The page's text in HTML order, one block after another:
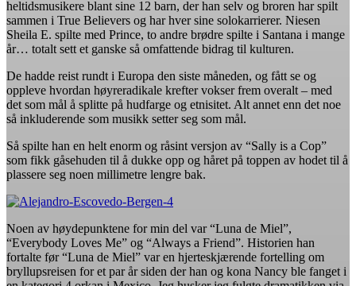
heltidsmusikere blant sine 12 barn, der han selv og broren har spilt
sammen i True Believers og har hver sine solokarrierer. Niesen
Sheila E. spilte med Prince, to andre brødre spilte i Santana i mange
år… totalt sett et ganske så omfattende bidrag til kulturen.
De hadde reist rundt i Europa den siste måneden, og fått se og
oppleve hvordan høyreradikale krefter vokser frem overalt – med
det som mål å splitte på hudfarge og etnisitet. Alt annet enn det noe
så inkluderende som musikk setter seg som mål.
Så spilte han en helt enorm og råsint versjon av “Sally is a Cop”
som fikk gåsehuden til å dukke opp og håret på toppen av hodet til å
plassere seg noen millimetre lengre bak.
Noen av høydepunktene for min del var “Luna de Miel”,
“Everybody Loves Me” og “Always a Friend”. Historien han
fortalte før “Luna de Miel” var en hjerteskjærende fortelling om
bryllupsreisen for et par år siden der han og kona Nancy ble fanget i